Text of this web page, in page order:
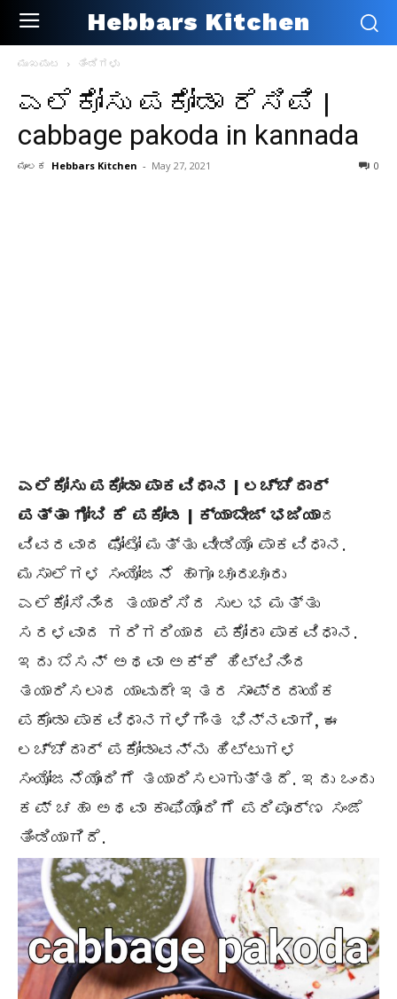
Hebbars Kitchen
ಮುಖಪುಟ ತಿಂಡಿಗಳು
ಎಲೆಕೋಸು ಪಕೋಡಾ ರೆಸಿಪಿ |
cabbage pakoda in kannada
ಮೂಲಕ Hebbars Kitchen - May 27, 2021 0
ಎಲೆಕೋಸು ಪಕೋಡಾ ಪಾಕವಿಧಾನ | ಲಚ್ಚೆದಾರ್
ಪತ್ತಾ ಗೋಬಿ ಕೆ ಪಕೋಡ | ಕ್ಯಾಬೇಜ್ ಭಜಿಯಾದ
ವಿವರವಾದ ಫೋಟೋ ಮತ್ತು ವೀಡಿಯೊ ಪಾಕವಿಧಾನ.
ಮಸಾಲೆಗಳ ಸಂಯೋಜನೆ ಹಾಗೂ ಚೂರುಚೂರು
ಎಲೆಕೋಸಿನಿಂದ ತಯಾರಿಸಿದ ಸುಲಭ ಮತ್ತು
ಸರಳವಾದ ಗರಿಗರಿಯಾದ ಪಕೋರಾ ಪಾಕವಿಧಾನ.
ಇದು ಬೆಸನ್ ಅಥವಾ ಅಕ್ಕಿ ಹಿಟ್ಟಿನಿಂದ
ತಯಾರಿಸಲಾದ ಯಾವುದೇ ಇತರ ಸಾಂಪ್ರದಾಯಿಕ
ಪಕೊಡಾ ಪಾಕವಿಧಾನಗಳಿಗಿಂತ ಭಿನ್ನವಾಗಿ, ಈ
ಲಚ್ಚೆದಾರ್ ಪಕೋಡಾವನ್ನು ಹಿಟ್ಟುಗಳ
ಸಂಯೋಜನೆಯೊಂದಿಗೆ ತಯಾರಿಸಲಾಗುತ್ತದೆ. ಇದು ಒಂದು
ಕಪ್ ಚಹಾ ಅಥವಾ ಕಾಫಿಯೊಂದಿಗೆ ಪರಿಪೂರ್ಣ ಸಂಜೆ
ತಿಂಡಿಯಾಗಿದೆ.